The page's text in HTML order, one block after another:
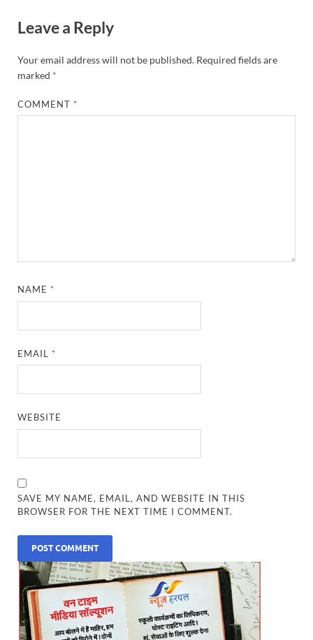
Leave a Reply
Your email address will not be published. Required fields are
marked *
COMMENT *
NAME *
EMAIL *
WEBSITE
SAVE MY NAME, EMAIL, AND WEBSITE IN THIS
BROWSER FOR THE NEXT TIME I COMMENT.